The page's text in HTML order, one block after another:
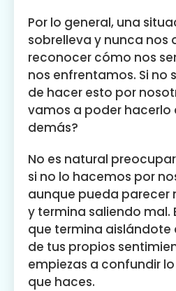
Por lo general, una
sobrelleva y nunca nos
reconocer cómo nos
nos enfrentamos. Si no
de hacer esto por
vamos a poder hacerlo
demás?
No es natural
si no lo hacemos por
aunque pueda parecer
y termina saliendo mal.
que termina aislándote
de tus propios
empiezas a confundir
que haces.